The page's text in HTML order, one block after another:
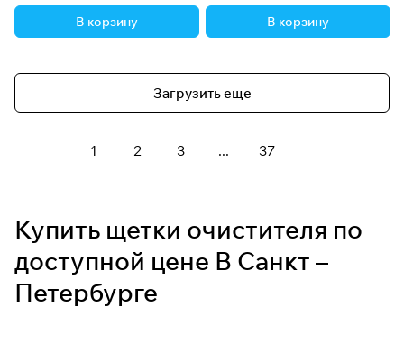
В корзину В корзину
Загрузить еще
1 2 3 ... 37
Купить щетки очистителя по
доступной цене В Санкт –
Петербурге